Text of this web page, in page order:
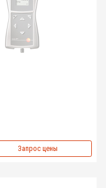
Запрос цены